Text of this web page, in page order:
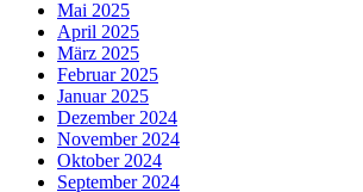
Mai 2025
April 2025
März 2025
Februar 2025
Januar 2025
Dezember 2024
November 2024
Oktober 2024
September 2024